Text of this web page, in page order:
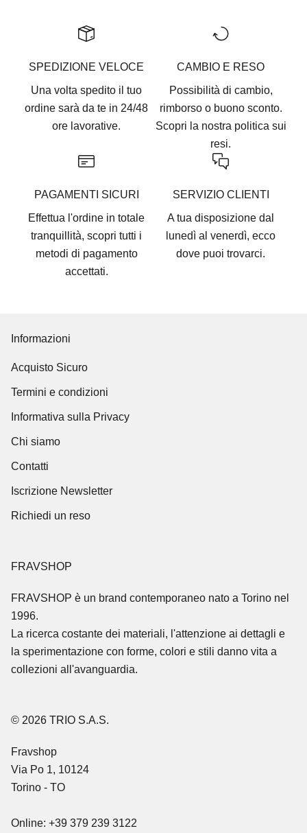
SPEDIZIONE VELOCE
Una volta spedito il tuo
ordine sarà da te in 24/48
ore lavorative.
CAMBIO E RESO
Possibilità di cambio,
rimborso o buono sconto.
Scopri la nostra politica sui
resi.
PAGAMENTI SICURI
Effettua l'ordine in totale
tranquillità, scopri tutti i
metodi di pagamento
accettati.
SERVIZIO CLIENTI
A tua disposizione dal
lunedì al venerdì, ecco
dove puoi trovarci.
Informazioni
Acquisto Sicuro
Termini e condizioni
Informativa sulla Privacy
Chi siamo
Contatti
Iscrizione Newsletter
Richiedi un reso
FRAVSHOP
FRAVSHOP è un brand contemporaneo nato a Torino nel
1996.
La ricerca costante dei materiali, l'attenzione ai dettagli e
la sperimentazione con forme, colori e stili danno vita a
collezioni all'avanguardia.
© 2026 TRIO S.A.S.
Fravshop
Via Po 1, 10124
Torino - TO
Online: +39 379 239 3122